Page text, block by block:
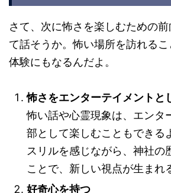
さて、次に怖さを楽しむための
て話そうか。怖い場所を訪れる
体験にもなるんだよ。
怖さをエンターテイメントと
怖い話や心霊現象は、エンタ
部として楽しむこともできる
スリルを感じながら、神社の
ことで、新しい視点が生まれ
好奇心を持つ